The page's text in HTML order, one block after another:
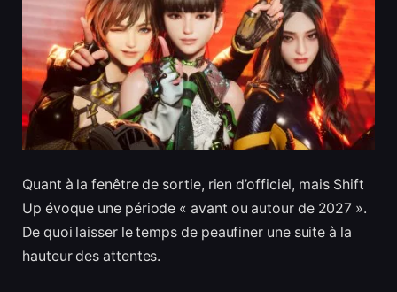
Quant à la fenêtre de sortie, rien d’officiel, mais Shift
Up évoque une période « avant ou autour de 2027 ».
De quoi laisser le temps de peaufiner une suite à la
hauteur des attentes.